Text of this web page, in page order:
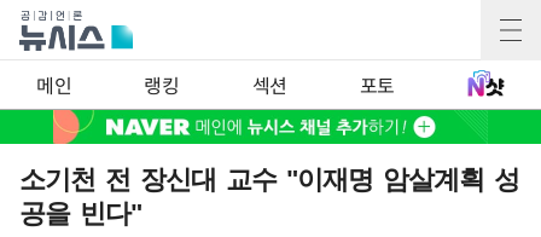
메인 랭킹 섹션 포토
소기천 전 장신대 교수 "이재명 암살계획 성
공을 빈다"